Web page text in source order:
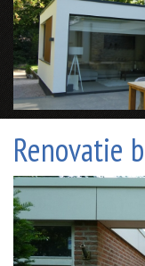
Renovatie